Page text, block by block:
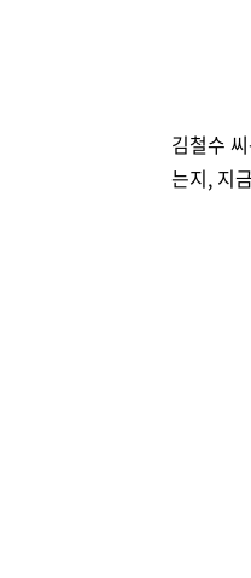
김철수
는지, 지